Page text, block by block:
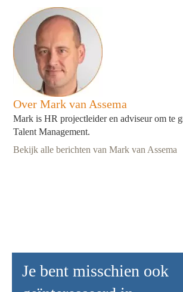
Over Mark van Assema
Mark is HR projectleider en adviseur om te
Talent Management.
Bekijk alle berichten van Mark van Assema
Je bent misschien ook